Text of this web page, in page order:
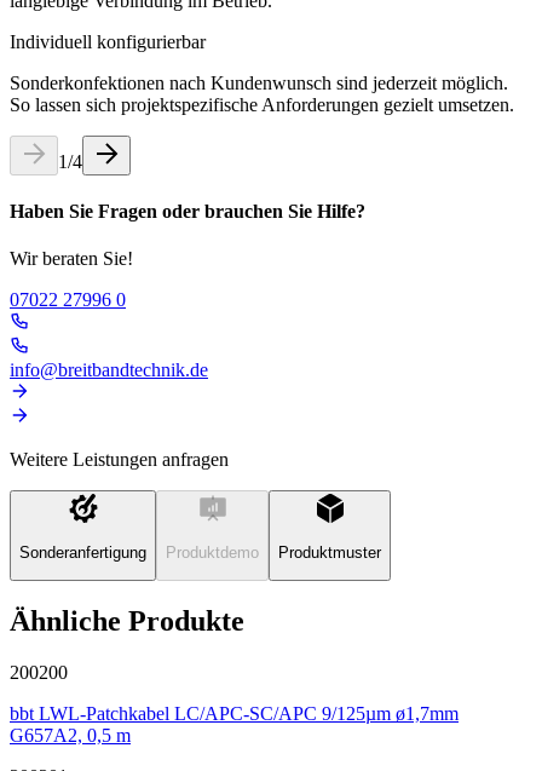
Individuell konfigurierbar
Sonderkonfektionen nach Kundenwunsch sind jederzeit möglich.
So lassen sich projektspezifische Anforderungen gezielt umsetzen.
1/4
Haben Sie Fragen oder brauchen Sie Hilfe?
Wir beraten Sie!
07022 27996 0
info@breitbandtechnik.de
Weitere Leistungen anfragen
Sonderanfertigung Produktdemo Produktmuster
Ähnliche Produkte
200200
bbt LWL-Patchkabel LC/APC-SC/APC 9/125µm ø1,7mm
G657A2, 0,5 m